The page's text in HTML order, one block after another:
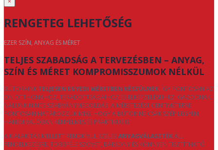
RENGETEG LEHETŐSÉG
EZER SZÍN, ANYAG ÉS MÉRET
TELJES SZABADSÁG A TERVEZÉSBEN – ANYAG,
SZÍN ÉS MÉRET KOMPROMISSZUMOK NÉLKÜL
BÚTORAINK TELJESEN EGYEDI MÉRETBEN KÉSZÜLNEK, ÍGY PONTOSAN AZ
ÖN OTTHONÁHOZ, TÉRADOTTSÁGAIHOZ ÉS ELKÉPZELÉSEIHEZ IGAZODNAK.
NÁLUNK NINCS SZABVÁNYMEGOLDÁS: A MÉRETEZÉST CENTIMÉTERRE
PONTOSAN HATÁROZZUK MEG, HOGY A BÚTOR NE CSAK SZÉP LEGYEN,
HANEM VALÓBAN KÉNYELMES ÉS PRAKTIKUS IS.
A KIALAKÍTÁS MELLETT RENDKÍVÜL SZÉLESANYAGVÁLASZTÉKÁLL
RENDELKEZÉSRE. TÖBBFÉLE SZÖVET, BÁRSONY ÉS KÖNNYEN TISZTÍTHATÓ